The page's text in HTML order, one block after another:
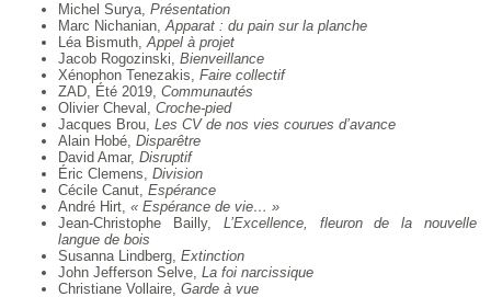
Michel Surya, Présentation
Marc Nichanian,Apparat : du pain sur la planche
Léa Bismuth,Appel à projet
Jacob Rogozinski, Bienveillance
Xénophon Tenezakis, Faire collectif
ZAD, Été 2019, Communautés
Olivier Cheval, Croche-pied
Jacques Brou, Les CV de nos vies courues d’avance
Alain Hobé, Disparêtre
David Amar, Disruptif
Éric Clemens, Division
Cécile Canut, Espérance
André Hirt, « Espérance de vie… »
Jean-Christophe Bailly, L’Excellence, fleuron de la nouvelle
langue de bois
Susanna Lindberg, Extinction
John Jefferson Selve, La foi narcissique
Christiane Vollaire, Garde à vue